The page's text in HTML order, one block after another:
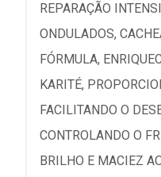
REPARAÇÃO
ONDULADOS,
FÓRMULA,
KARITÉ,
FACILITANDO O
CONTROLANDO O
BRILHO E MACIEZ